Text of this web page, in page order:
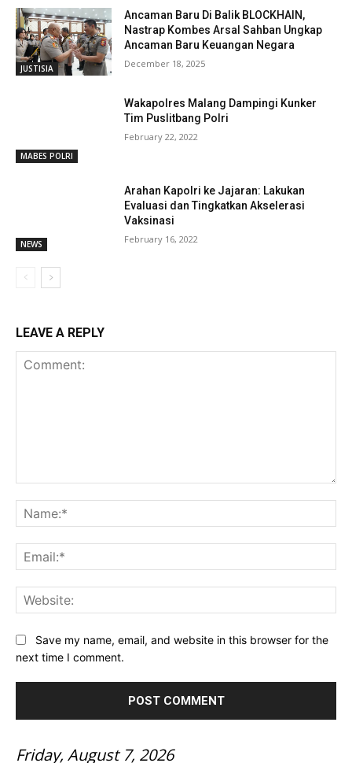
JUSTISIA
Ancaman Baru Di Balik BLOCKHAIN,
Nastrap Kombes Arsal Sahban Ungkap
Ancaman Baru Keuangan Negara
December 18, 2025
MABES POLRI
Wakapolres Malang Dampingi Kunker
Tim Puslitbang Polri
February 22, 2022
NEWS
Arahan Kapolri ke Jajaran: Lakukan
Evaluasi dan Tingkatkan Akselerasi
Vaksinasi
February 16, 2022
LEAVE A REPLY
Save my name, email, and website in this browser for the
next time I comment.
Friday, August 7, 2026